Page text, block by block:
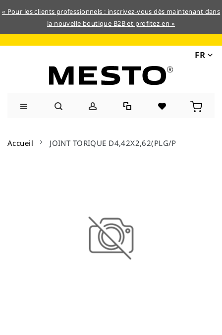
« Pour les clients professionnels : inscrivez-vous dès maintenant dans
la nouvelle boutique B2B et profitez-en »
FR
contenu
Accueil JOINT TORIQUE D4,42X2,62(PLG/P